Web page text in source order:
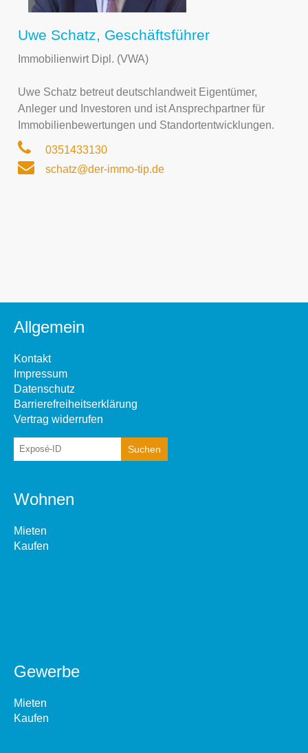
Uwe Schatz, Geschäftsführer
Immobilienwirt Dipl. (VWA)
Uwe Schatz betreut deutschlandweit Eigentümer,
Anleger und Investoren und ist Ansprechpartner für
Immobilienbewertungen und Standortentwicklungen.
0351433130
schatz@der-immo-tip.de
Allgemein
Kontakt
Impressum
Datenschutz
Barrierefreiheitserklärung
Vertrag widerrufen
Wohnen
Mieten
Kaufen
Gewerbe
Mieten
Kaufen